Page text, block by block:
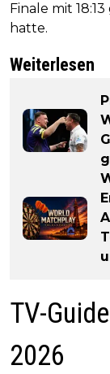
Finale mit
hatte.
Weiterlesen
TV-
2026